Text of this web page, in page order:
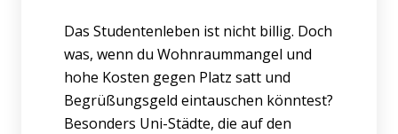
Das Studentenleben ist nicht billig. Doch
was, wenn du Wohnraummangel und
hohe Kosten gegen Platz satt und
Begrüßungsgeld eintauschen könntest?
Besonders Uni-Städte, die auf den